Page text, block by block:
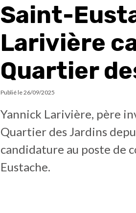
Saint-
Larivière
Quartier
Publié le26/09/2025
Yannick Larivière, père
Quartier des Jardins
candidature au poste de
Eustache.